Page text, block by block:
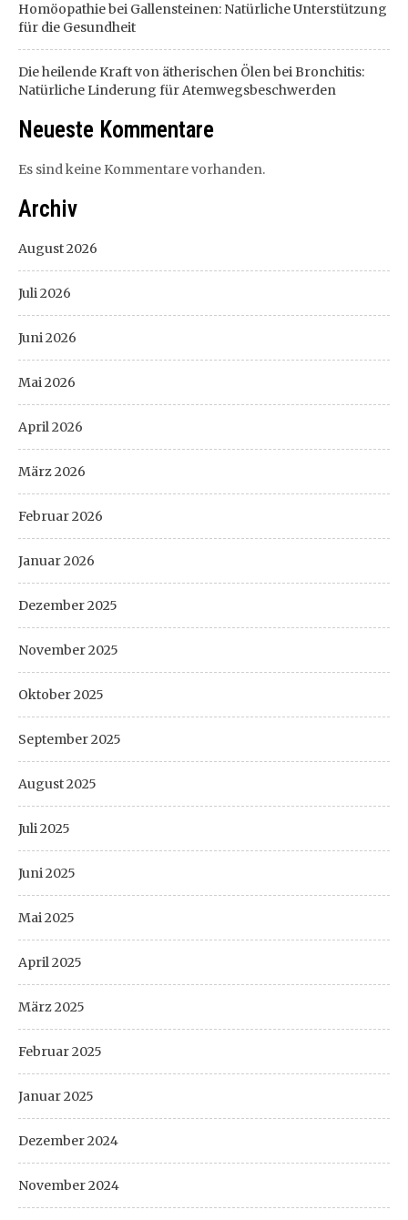
Homöopathie bei Gallensteinen: Natürliche Unterstützung
für die Gesundheit
Die heilende Kraft von ätherischen Ölen bei Bronchitis:
Natürliche Linderung für Atemwegsbeschwerden
Neueste Kommentare
Es sind keine Kommentare vorhanden.
Archiv
August 2026
Juli 2026
Juni 2026
Mai 2026
April 2026
März 2026
Februar 2026
Januar 2026
Dezember 2025
November 2025
Oktober 2025
September 2025
August 2025
Juli 2025
Juni 2025
Mai 2025
April 2025
März 2025
Februar 2025
Januar 2025
Dezember 2024
November 2024